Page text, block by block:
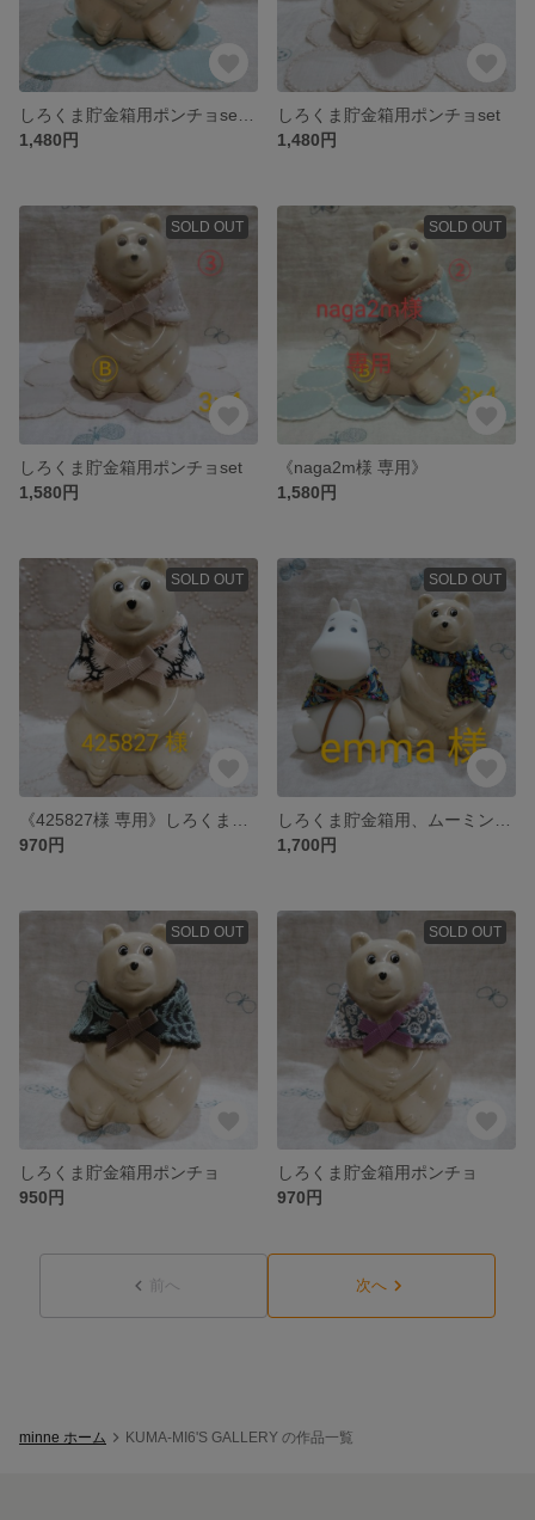
1,480円
しろくま貯金箱用ポンチョset
1,480円
SOLD OUT
しろくま貯金箱用ポンチョset
1,580円
SOLD OUT
《naga2m様 専用》
1,580円
SOLD OUT
970円
SOLD OUT
1,700円
SOLD OUT
しろくま貯金箱用ポンチョ
950円
SOLD OUT
しろくま貯金箱用ポンチョ
970円
前へ 次へ
minne ホーム KUMA-MI6'S GALLERY の作品一覧